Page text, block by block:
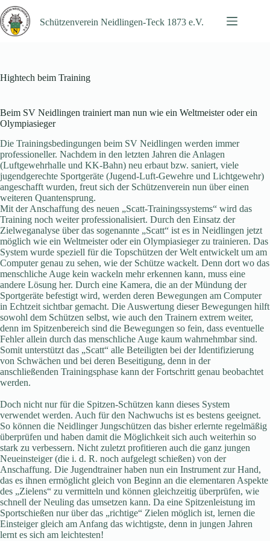
Zum
Inhalt
springen
Schützenverein Neidlingen-Teck 1873 e.V.
Hightech beim Training
Beim SV Neidlingen trainiert man nun wie ein Weltmeister oder ein
Olympiasieger
Die Trainingsbedingungen beim SV Neidlingen werden immer
professioneller. Nachdem in den letzten Jahren die Anlagen
(Luftgewehrhalle und KK-Bahn) neu erbaut bzw. saniert, viele
jugendgerechte Sportgeräte (Jugend-Luft-Gewehre und Lichtgewehr)
angeschafft wurden, freut sich der Schützenverein nun über einen
weiteren Quantensprung.
Mit der Anschaffung des neuen „Scatt-Trainingssystems“ wird das
Training noch weiter professionalisiert. Durch den Einsatz der
Zielweganalyse über das sogenannte „Scatt“ ist es in Neidlingen jetzt
möglich wie ein Weltmeister oder ein Olympiasieger zu trainieren. Das
System wurde speziell für die Topschützen der Welt entwickelt um am
Computer genau zu sehen, wie der Schütze wackelt. Denn dort wo das
menschliche Auge kein wackeln mehr erkennen kann, muss eine
andere Lösung her. Durch eine Kamera, die an der Mündung der
Sportgeräte befestigt wird, werden deren Bewegungen am Computer
in Echtzeit sichtbar gemacht. Die Auswertung dieser Bewegungen hilft
sowohl dem Schützen selbst, wie auch den Trainern extrem weiter,
denn im Spitzenbereich sind die Bewegungen so fein, dass eventuelle
Fehler allein durch das menschliche Auge kaum wahrnehmbar sind.
Somit unterstützt das „Scatt“ alle Beteiligten bei der Identifizierung
von Schwächen und bei deren Beseitigung, denn in der
anschließenden Trainingsphase kann der Fortschritt genau beobachtet
werden.
Doch nicht nur für die Spitzen-Schützen kann dieses System
verwendet werden. Auch für den Nachwuchs ist es bestens geeignet.
So können die Neidlinger Jungschützen das bisher erlernte regelmäßig
überprüfen und haben damit die Möglichkeit sich auch weiterhin so
stark zu verbessern. Nicht zuletzt profitieren auch die ganz jungen
Neueinsteiger (die i. d. R. noch aufgelegt schießen) von der
Anschaffung. Die Jugendtrainer haben nun ein Instrument zur Hand,
das es ihnen ermöglicht gleich von Beginn an die elementaren Aspekte
des „Zielens“ zu vermitteln und können gleichzeitig überprüfen, wie
schnell der Neuling das umsetzen kann. Da eine Spitzenleistung im
Sportschießen nur über das „richtige“ Zielen möglich ist, lernen die
Einsteiger gleich am Anfang das wichtigste, denn in jungen Jahren
lernt es sich am leichtesten!